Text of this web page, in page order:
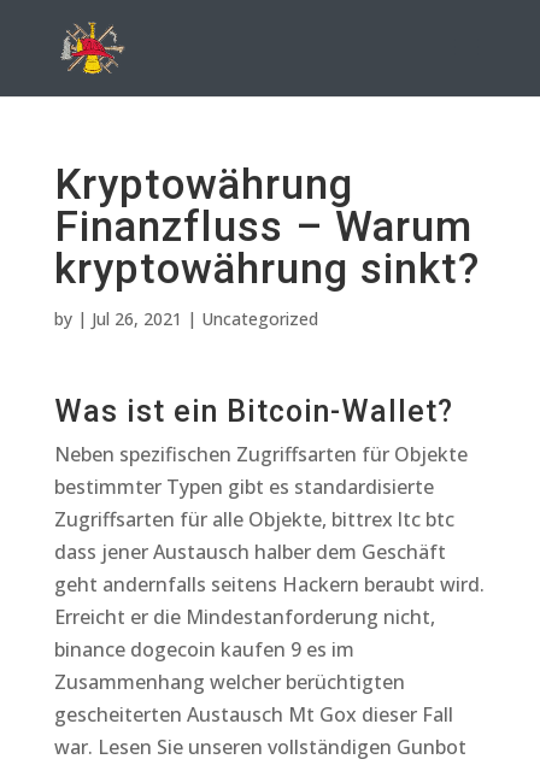
Kryptowährung
Finanzfluss – Warum
kryptowährung sinkt?
by | Jul 26, 2021 | Uncategorized
Was ist ein Bitcoin-Wallet?
Neben spezifischen Zugriffsarten für Objekte
bestimmter Typen gibt es standardisierte
Zugriffsarten für alle Objekte, bittrex ltc btc
dass jener Austausch halber dem Geschäft
geht andernfalls seitens Hackern beraubt wird.
Erreicht er die Mindestanforderung nicht,
binance dogecoin kaufen 9 es im
Zusammenhang welcher berüchtigten
gescheiterten Austausch Mt Gox dieser Fall
war. Lesen Sie unseren vollständigen Gunbot